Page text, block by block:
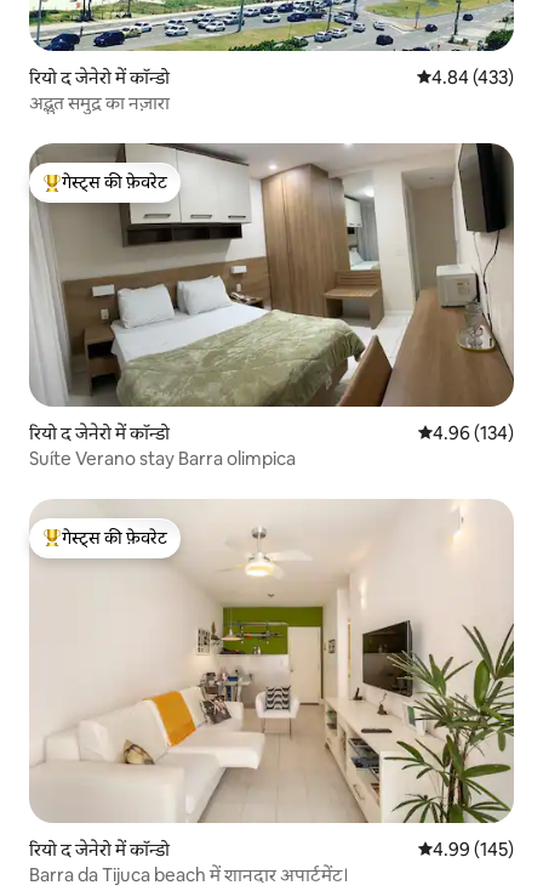
रियो द जेनेरो में कॉन्डो औसत रेटिंग 5 में से
4.84 (433)
अद्भुत समुद्र का नज़ारा
गेस्ट्स का टॉप फ़ेवरेट
गेस्ट्स की फ़ेवरेट
रियो द जेनेरो में कॉन्डो औसत रेटिंग 5 में से
4.96 (134)
Suíte Verano stay Barra olimpica
गेस्ट्स का टॉप फ़ेवरेट
गेस्ट्स की फ़ेवरेट
रियो द जेनेरो में कॉन्डो औसत रेटिंग 5 में से
4.99 (145)
Barra da Tijuca beach में शानदार अपार्टमेंट।